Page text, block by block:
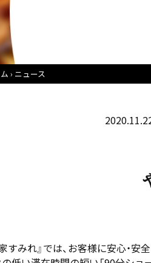
ニュース
すみれ』では、お客様に安心・